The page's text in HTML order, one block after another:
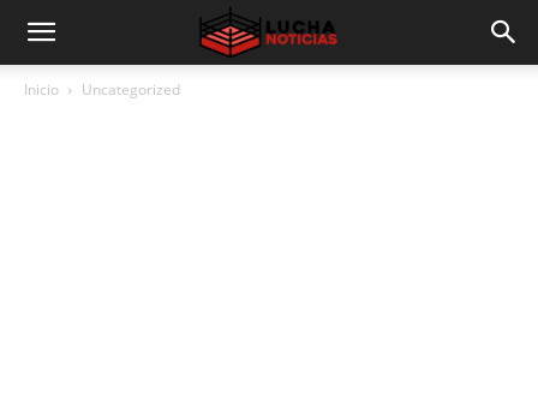
Inicio Uncategorized